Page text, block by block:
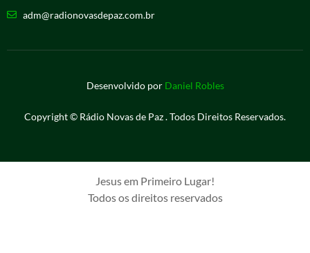
adm@radionovasdepaz.com.br
Desenvolvido por Daniel Robles
Copyright © Rádio Novas de Paz . Todos Direitos Reservados.
Jesus em Primeiro Lugar!
Todos os direitos reservados